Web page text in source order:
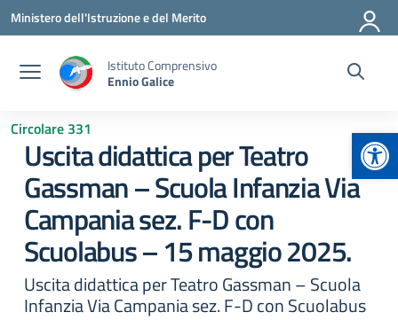
Vai ai contenuti
Vai al menu di navigazione
Vai al footer
Ministero dell'Istruzione e del Merito
Istituto Comprensivo
Ennio Galice
Circolare 331
Uscita didattica per Teatro
Gassman – Scuola Infanzia Via
Campania sez. F-D con
Scuolabus – 15 maggio 2025.
Uscita didattica per Teatro Gassman – Scuola
Infanzia Via Campania sez. F-D con Scuolabus